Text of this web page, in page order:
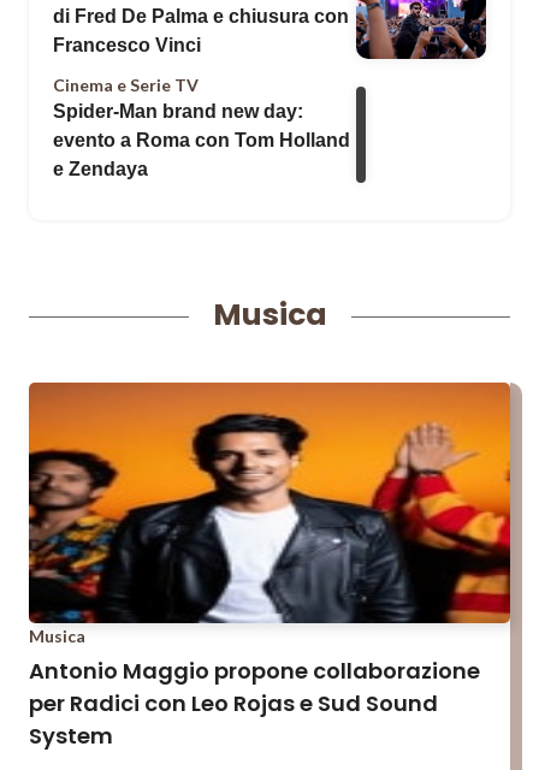
di Fred De Palma e chiusura con
Francesco Vinci
Cinema e Serie TV
Spider-Man brand new day:
evento a Roma con Tom Holland
e Zendaya
Musica
Musica
Antonio Maggio propone collaborazione
per Radici con Leo Rojas e Sud Sound
System